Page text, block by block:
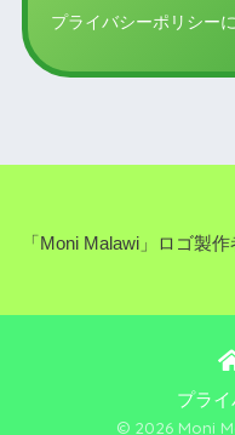
プライバシーポリシー
「Moni Malawi」ロゴ製
プラ
© 2026 Moni